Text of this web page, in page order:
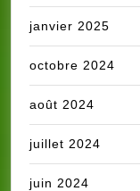
janvier 2025
octobre 2024
août 2024
juillet 2024
juin 2024